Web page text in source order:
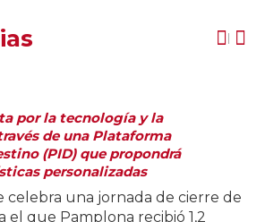
por la tecnología y la
de una Plataforma
(PID) que propondrá
personalizadas
celebra una jornada de cierre de
el que Pamplona recibió 1,2